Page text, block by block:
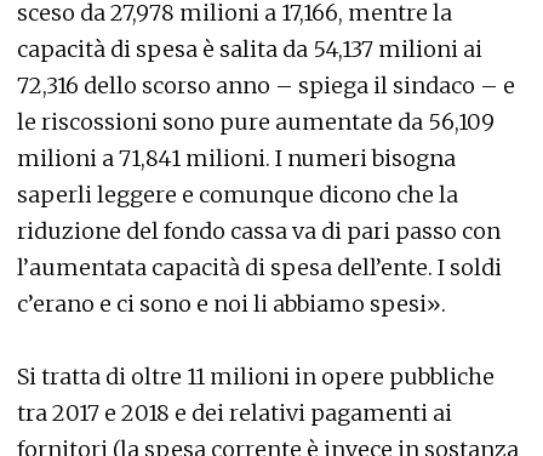
sceso da 27,978 milioni a 17,166, mentre la
capacità di spesa è salita da 54,137 milioni ai
72,316 dello scorso anno – spiega il sindaco – e
le riscossioni sono pure aumentate da 56,109
milioni a 71,841 milioni. I numeri bisogna
saperli leggere e comunque dicono che la
riduzione del fondo cassa va di pari passo con
l’aumentata capacità di spesa dell’ente. I soldi
c’erano e ci sono e noi li abbiamo spesi».
Si tratta di oltre 11 milioni in opere pubbliche
tra 2017 e 2018 e dei relativi pagamenti ai
fornitori (la spesa corrente è invece in sostanza